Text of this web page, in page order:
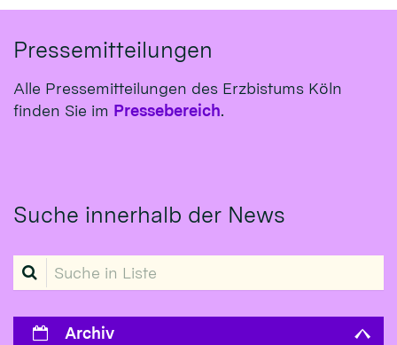
Pressemitteilungen
Alle Pressemitteilungen des Erzbistums Köln
finden Sie im Pressebereich.
Suche innerhalb der News
Suche in Liste
Archiv